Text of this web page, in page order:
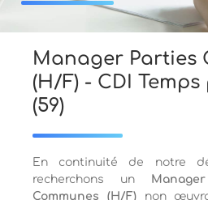
Manager Parties
(H/F) - CDI
(59)
En continuité de notre
recherchons un
Communes (H/F) non